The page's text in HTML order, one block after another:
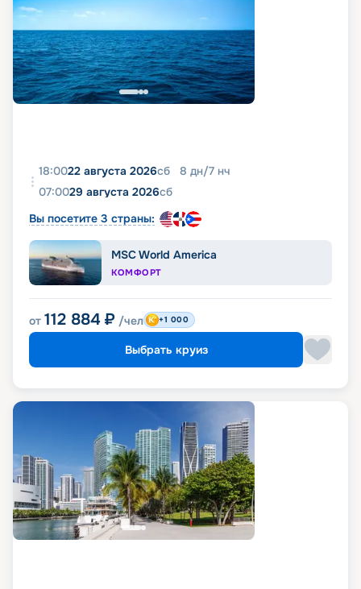
18:0022 августа 2026сб 8 дн/7 нч
07:0029 августа 2026сб
Вы посетите 3 страны:
MSC World America
КОМФОРТ
от 112 884 ₽ /чел +1 000
Выбрать круиз